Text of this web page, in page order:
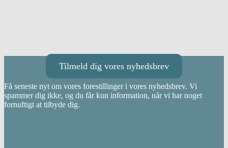
Tilmeld dig vores nyhedsbrev
Få seneste nyt om vores forestillinger i vores nyhedsbrev. Vi
spammer dig ikke, og du får kun information, når vi har noget
fornuftigt at tilbyde dig.